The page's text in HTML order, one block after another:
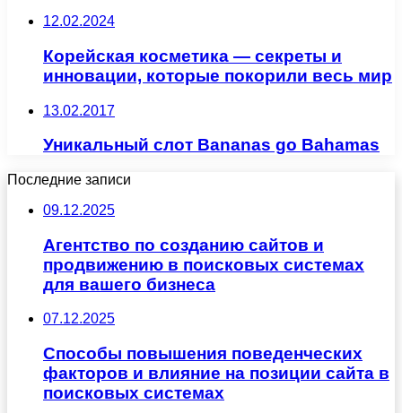
12.02.2024
Корейская косметика — секреты и
инновации, которые покорили весь мир
13.02.2017
Уникальный слот Bananas go Bahamas
Последние записи
09.12.2025
Агентство по созданию сайтов и
продвижению в поисковых системах
для вашего бизнеса
07.12.2025
Способы повышения поведенческих
факторов и влияние на позиции сайта в
поисковых системах